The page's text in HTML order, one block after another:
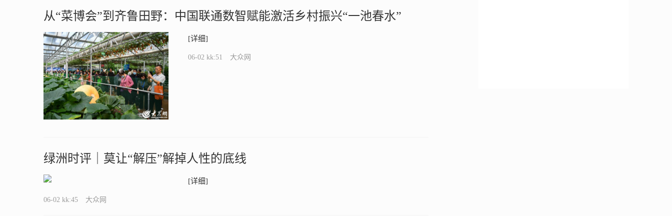
从“菜博会”到齐鲁田野：中国联通数智赋能激活乡村振兴“一池春水”
[详细]
06-02 kk:51 大众网
绿洲时评｜莫让“解压”解掉人性的底线
[详细]
06-02 kk:45 大众网